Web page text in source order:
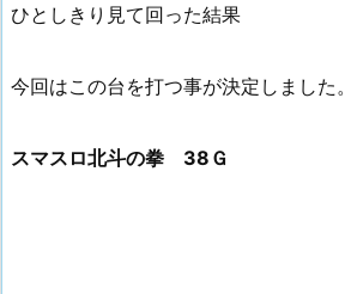
ひとしきり見て回った結果
今回はこの台を打つ事が決定しました。
スマスロ北斗の拳 38Ｇ